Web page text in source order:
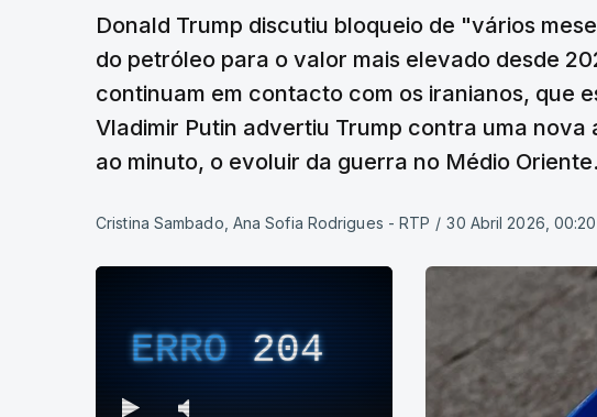
Donald Trump discutiu bloqueio de "vários
do petróleo para o valor mais elevado desde
continuam em contacto com os iranianos, que
Vladimir Putin advertiu Trump contra uma
ao minuto, o evoluir da guerra no Médio Oriente.
Cristina Sambado, Ana Sofia Rodrigues - RTP / 30 Abril 2026, 00:20
ERRO204